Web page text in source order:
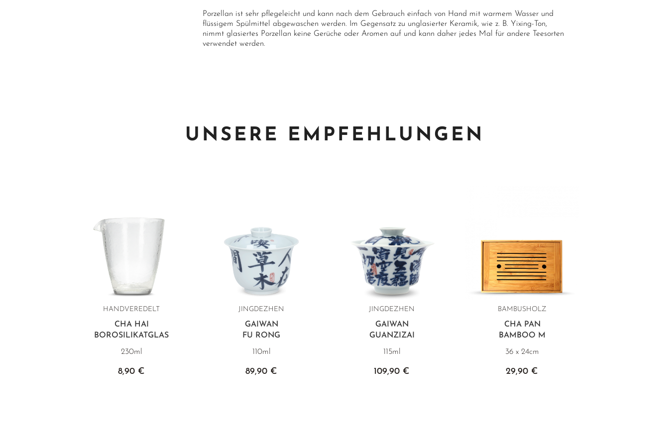
Porzellan ist sehr pflegeleicht und kann nach dem Gebrauch einfach von Hand mit warmem Wasser und
flüssigem Spülmittel abgewaschen werden. Im Gegensatz zu unglasierter Keramik, wie z. B. Yixing-Ton,
nimmt glasiertes Porzellan keine Gerüche oder Aromen auf und kann daher jedes Mal für andere Teesorten
verwendet werden.
UNSERE EMPFEHLUNGEN
HANDVEREDELT
CHA HAI
BOROSILIKATGLAS
230ml
8,90 €
JINGDEZHEN
GAIWAN
FU RONG
110ml
89,90 €
JINGDEZHEN
GAIWAN
GUANZIZAI
115ml
109,90 €
BAMBUSHOLZ
CHA PAN
BAMBOO M
36 x 24cm
29,90 €